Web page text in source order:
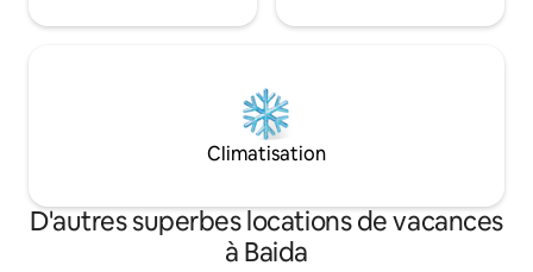
Climatisation
D'autres superbes locations de vacances
à Baida